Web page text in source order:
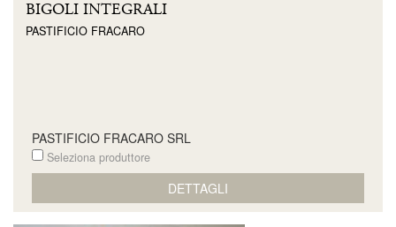
BIGOLI INTEGRALI
PASTIFICIO FRACARO
PASTIFICIO FRACARO SRL
Seleziona produttore
DETTAGLI